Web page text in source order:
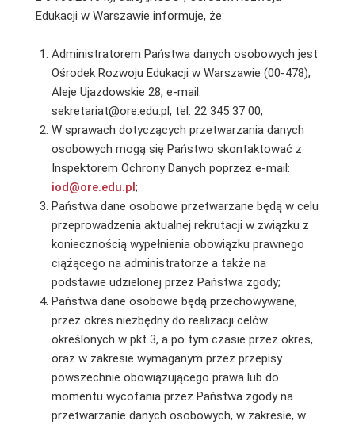
Edukacji w Warszawie informuje, że:
Administratorem Państwa danych osobowych jest
Ośrodek Rozwoju Edukacji w Warszawie (00-478),
Aleje Ujazdowskie 28, e-mail:
sekretariat@ore.edu.pl, tel. 22 345 37 00;
W sprawach dotyczących przetwarzania danych
osobowych mogą się Państwo skontaktować z
Inspektorem Ochrony Danych poprzez e-mail:
iod@ore.edu.pl;
Państwa dane osobowe przetwarzane będą w celu
przeprowadzenia aktualnej rekrutacji w związku z
koniecznością wypełnienia obowiązku prawnego
ciążącego na administratorze a także na
podstawie udzielonej przez Państwa zgody;
Państwa dane osobowe będą przechowywane,
przez okres niezbędny do realizacji celów
określonych w pkt 3, a po tym czasie przez okres,
oraz w zakresie wymaganym przez przepisy
powszechnie obowiązującego prawa lub do
momentu wycofania przez Państwa zgody na
przetwarzanie danych osobowych, w zakresie, w